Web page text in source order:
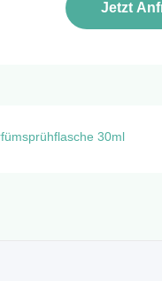
Jetzt
30ml